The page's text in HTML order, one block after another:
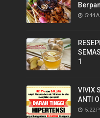
5:44
1
VIVIX
ANTI
5:22